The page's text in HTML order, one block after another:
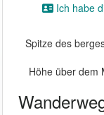
Ich habe
Spitze des
Höhe über dem